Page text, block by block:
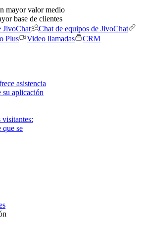
mayor valor medio
base de clientes
JivoChat
Chat de equipos de JivoChat
Plus Video llamadas
CRM
asistencia
su aplicación
visitantes:
que se